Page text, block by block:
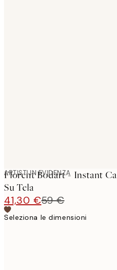
ARTISTI IN EVIDENZA
Florent Bodart - Instant
Su Tela
41,30 €59 €
Seleziona le dimensioni